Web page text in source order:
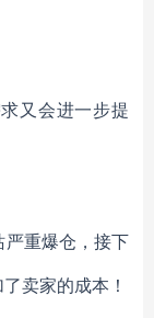
又会进一步提
重爆仓，接下
卖家的成本！